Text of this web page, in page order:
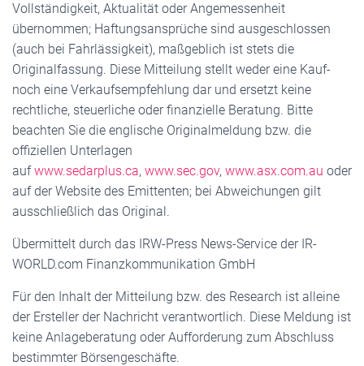
Vollständigkeit, Aktualität oder Angemessenheit
übernommen; Haftungsansprüche sind ausgeschlossen
(auch bei Fahrlässigkeit), maßgeblich ist stets die
Originalfassung. Diese Mitteilung stellt weder eine Kauf-
noch eine Verkaufsempfehlung dar und ersetzt keine
rechtliche, steuerliche oder finanzielle Beratung. Bitte
beachten Sie die englische Originalmeldung bzw. die
offiziellen Unterlagen
aufwww.sedarplus.ca, www.sec.gov, www.asx.com.au oder
auf der Website des Emittenten; bei Abweichungen gilt
ausschließlich das Original.
Übermittelt durch das IRW-Press News-Service der IR-
WORLD.com Finanzkommunikation GmbH
Für den Inhalt der Mitteilung bzw. des Research ist alleine
der Ersteller der Nachricht verantwortlich. Diese Meldung ist
keine Anlageberatung oder Aufforderung zum Abschluss
bestimmter Börsengeschäfte.